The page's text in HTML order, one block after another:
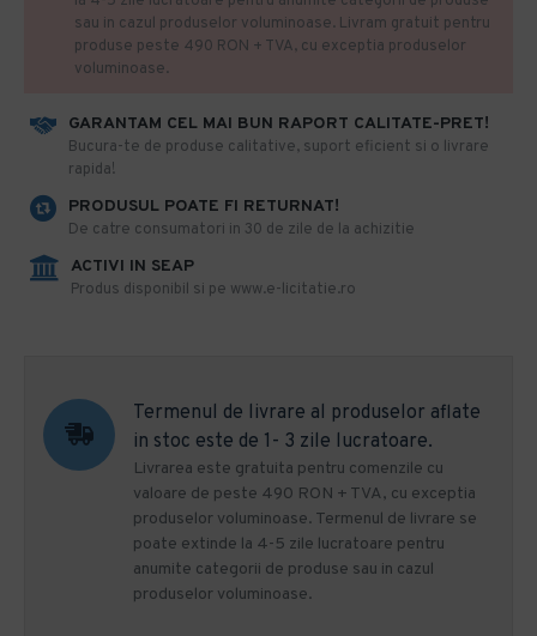
GARANTAM CEL MAI BUN RAPORT CALITATE-PRET!
​Bucura-te de produse calitative, suport eficient si o livrare
rapida!
PRODUSUL POATE FI RETURNAT!
De catre consumatori in 30 de zile de la achizitie
ACTIVI IN SEAP
Produs disponibil si pe www.e-licitatie.ro
sau in cazul produselor voluminoase. Livram gratuit pentru
produse peste 490 RON + TVA, cu exceptia produselor
voluminoase.
Termenul de livrare al produselor aflate
in stoc este de 1- 3 zile lucratoare.
Livrarea este gratuita pentru comenzile cu
valoare de peste 490 RON + TVA, cu exceptia
produselor voluminoase. Termenul de livrare se
poate extinde la 4-5 zile lucratoare pentru
anumite categorii de produse sau in cazul
produselor voluminoase.